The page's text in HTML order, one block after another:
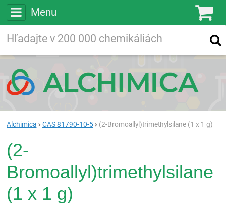
Menu
Vyhľadávanie
Alchimica CAS 81790-10-5 (2-Bromoallyl)trimethylsilane (1 x 1 g)
(2-
Bromoallyl)trimethylsilane
(1 x 1 g)